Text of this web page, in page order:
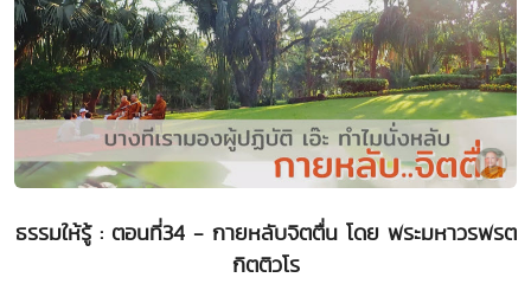
ธรรมให้รู้ : ตอนที่34 - กายหลับจิตตื่น โดย พระมหาวรพรต
กิตติวโร